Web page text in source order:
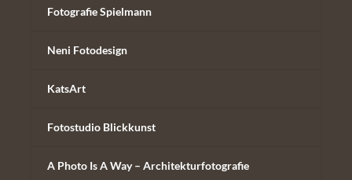
Fotografie Spielmann
Neni Fotodesign
KatsArt
Fotostudio Blickkunst
A Photo Is A Way – Architekturfotografie